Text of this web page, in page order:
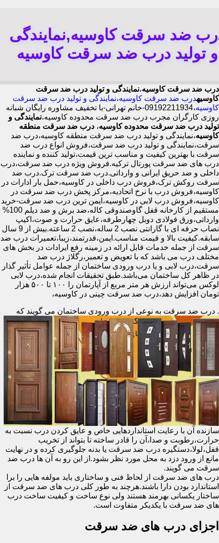
ضد سرقت کاوسیه,نمایندگی
و تولید درب ضد سرقت کاوسیه
درب ضد سرقت کاوسیه،نمایندگی و تولید درب ضد سرقت
کاوسیهدرب ضد سرقت کاوسیه،نمایندگی و تولید درب ضد سرقت
کاوسیه
،09192211934-خانم تهرانی-با تخفیف مشاوره رایگان شبانه
روزی کارگران مجرب درب ضد سرقت محدوده کاوسیه،نمایندگی و
تولید درب ضد سرقت محدوده کاوسیه، درب ضد سرقت منطقه
کاوسیه،نمایندگی و تولید درب ضد سرقت منطقه کاوسیه،درب ضد
سرقت،نمایندگی و تولید درب ضد سرقت،فروش انواع درب ضد
سرقت با بهترین کیفیت و مناسب ترین قیمت،تولید کننده و نماینده
درب های ضد سرقت پورتال ترکیه.فروش ویژه درب ضد سرقت،درب
داخلی و ضد حریق ایرانی و وارداتی.درب ضد سرقت ترک.درب ضد
سرقت روکش ترک،فروش درب داخلی در کاوسیه،حمل بار ادارات در
کاوسیه،فروش درب با نرخ اتحادیه،مرکز پخش درب ضد سرقت در
کاوسیه،فروش درب لابی در کاوسیه،ایمن ترین درب ضد سرقت-خرید
مستقیم از کارخانه قفل گاوصندوقی کاله،ضد برش و ضد دیلم 100%
وارداتی،ورق فولادی دوبل چهارطرفه،عایق حرارت و صوت،اکیپ
نصاب حرفه ای با گارانتی نصب 2 ساله،نصب 2 ساعته.بیش از 9 سال
سابقه.کیفیت بالا و قیمت مناسب.ایمن،قدرتمند،زیبا،تعمیرات درب ضد
سرقت از جمله خدمات قابل ارائه در زمینه رفع ایرادات در بخش های
مختلف درب می باشد که با تعویض و تعمیر،رگلاژ درب ضد
سرقت،درب لابی و یا درب ورودی ساختمان از جمله عوامل تأثیر گذار
در ظاهر کل ساختمان می‌باشد.طبق تحقیقات انجام شده،درب لابی
لوکس می‌تواند ارزش هر متر مربع از آپارتمان را ۱۰۰ تا ۵۰۰ هزار
تومان افزایش دهد،درب ضد سرقت چینی در کاوسیه،
. درب ضد سرقت به نوعی از درب ورودی ساختمان می گویند که
سازنده آن با رعایت استانداردهایی خاص و عایق کردن درب نسبت به
حرارت،رطوبت و صدا،آن را قادر ساخته تا بتواند از تخریب
قفل،لولا،دستگیره درب ضد سرقت یا بدنه جلوگیری کرده و در نهایت
مانع از ورود دزد به محل مورد نظر بشود.از این رو به آن ها درب ضد
سرقت می گویند.
درب های ضد سرقت از لحاظ فنی و ساختاری باید مولفه هایی را برا
استاندارد بودن دارا باشند.هرچند به طور کلی درب های ضد سرقت از
ساختار یکسانی بهرمند هستند ولی نوع ساخت و کیفیت ساخت درب
های ضد سرقت با یکدیکر متفاوت است.
اجزای درب های ضد سرقت